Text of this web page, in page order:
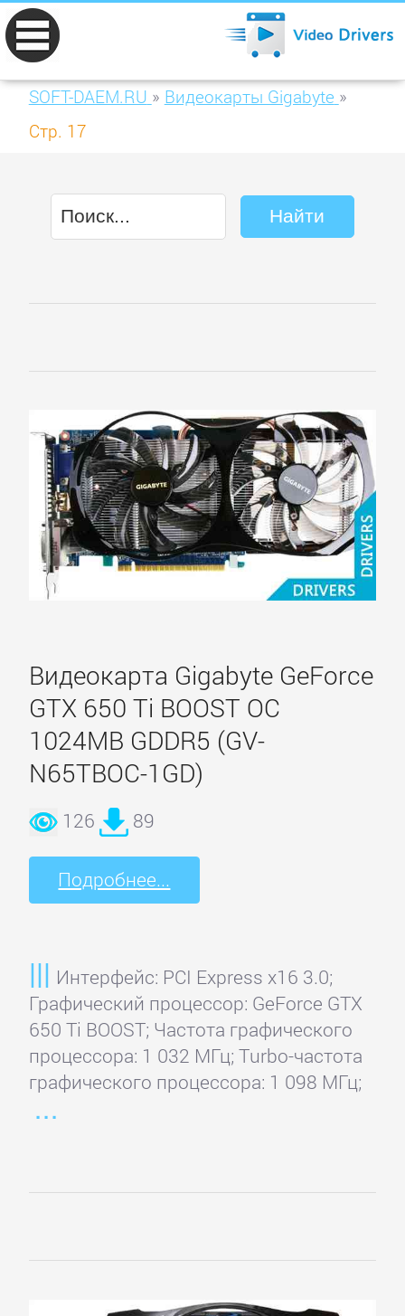
SOFT-DAEM.RU » Видеокарты Gigabyte »
Стр. 17
Видеокарта Gigabyte GeForce
GTX 650 Ti BOOST OC
1024MB GDDR5 (GV-
N65TBOC-1GD)
126 89
Подробнее...
Интерфейс: PCI Express x16 3.0;
Графический процессор: GeForce GTX
650 Ti BOOST; Частота графического
процессора: 1 032 МГц; Turbo-частота
графического процессора: 1 098 МГц;